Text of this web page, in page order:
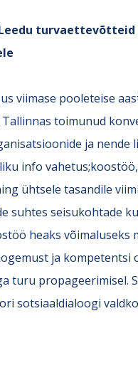
viimase pooleteise
Tallinnas toimunud
ja
info
ühtsele tasandile
suhtes seisukohtade
heaks
ja kompetentsi
turu propageerimisel.
sotsiaaldialoogi